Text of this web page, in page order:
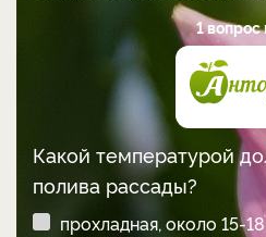
1 вопрос
Какой температурой
полива рассады?
прохладная, около 15-